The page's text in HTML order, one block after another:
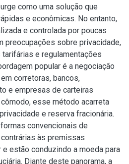
como uma solução que
e econômicas. No entanto,
e controlada por poucas
preocupações sobre privacidade,
e regulamentações
popular é a negociação
corretoras, bancos,
e empresas de carteiras
esse método acarreta
e reserva fracionária.
convencionais de
às premissas
estão conduzindo a moeda para
Diante deste panorama, a